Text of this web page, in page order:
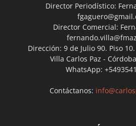
Director Periodístico:
Director Comercial:
Dirección: 9 de Julio 90. Piso
Villa Carlos Paz -
WhatsApp:
Contáctanos: